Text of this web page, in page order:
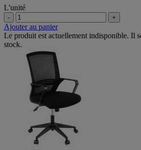
L'unité
- +
Ajouter au panier
Le produit est actuellement indisponible. Il
stock.